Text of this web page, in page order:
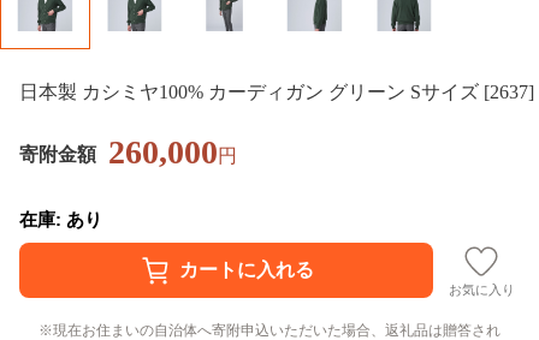
日本製 カシミヤ100% カーディガン グリーン Sサイズ [2637]
寄附金額 260,000円
在庫: あり
お気に入り
現在お住まいの自治体へ寄附申込いただいた場合、返礼品は贈答され